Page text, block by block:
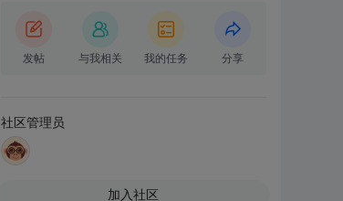
发帖 与我相关 我的任务 分享
社区管理员
加入社区